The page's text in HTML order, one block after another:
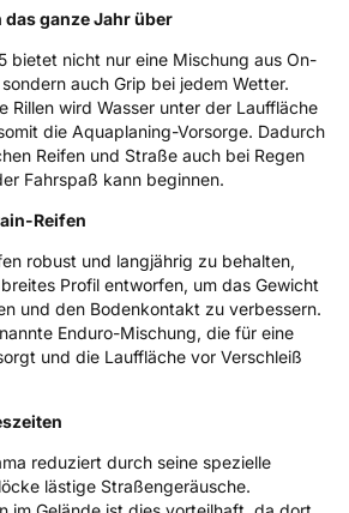
Düsseldorf, Deutschland,
ganze Jahr über
bietet nicht nur eine Mischung aus On-
auch Grip bei jedem Wetter.
Rillen wird Wasser unter der Lauffläche
die Aquaplaning-Vorsorge. Dadurch
Reifen und Straße auch bei Regen
Fahrspaß kann beginnen.
Reifen
robust und langjährig zu behalten,
Profil entworfen, um das Gewicht
und den Bodenkontakt zu verbessern.
Enduro-Mischung, die für eine
und die Lauffläche vor Verschleiß
reduziert durch seine spezielle
lästige Straßengeräusche.